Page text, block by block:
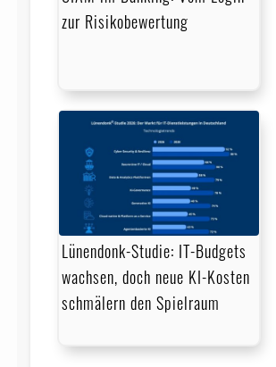
zur Risikobewertung
Lünendonk-Studie: IT-Budgets
wachsen, doch neue KI-Kosten
schmälern den Spielraum